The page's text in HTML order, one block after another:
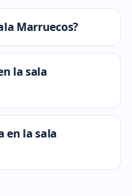
Marruecos?
la sala
en la sala